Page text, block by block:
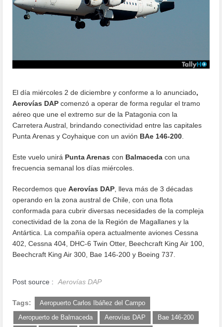
El día miércoles 2 de diciembre y conforme a lo anunciado,
Aerovías DAP comenzó a operar de forma regular el tramo
aéreo que une el extremo sur de la Patagonia con la
Carretera Austral, brindando conectividad entre las capitales
Punta Arenas y Coyhaique con un avión BAe 146-200
Este vuelo unirá Punta Arenas con Balmaceda con una
frecuencia semanal los días miércoles.
Recordemos queAerovías DAP , lleva más de 3 décadas
operando en la zona austral de Chile, con una flota
conformada para cubrir diversas necesidades de la compleja
conectividad de la zona de la Región de Magallanes y la
Antártica. La compañía opera actualmente aviones Cessna
402, Cessna 404, DHC-6 Twin Otter, Beechcraft King Air 100,
Beechcraft King Air 300, Bae 146-200 y Boeing 737.
Post source : Aerovías DAP
Tags:
Aeropuerto Carlos Ibáñez del Campo
Aeropuerto de Balmaceda
Aerovías DAP
Bae 146-200